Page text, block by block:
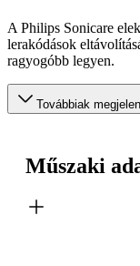
A Philips Sonicare
lerakódások
ragyogóbb legyen.
Továbbiak
Műszaki